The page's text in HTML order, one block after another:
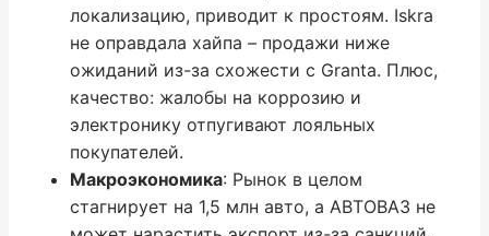
локализацию, приводит к простоям. Iskra
не оправдала хайпа – продажи ниже
ожиданий из-за схожести с Granta. Плюс,
качество: жалобы на коррозию и
электронику отпугивают лояльных
покупателей.
Макроэкономика: Рынок в целом
стагнирует на 1,5 млн авто, а АВТОВАЗ не